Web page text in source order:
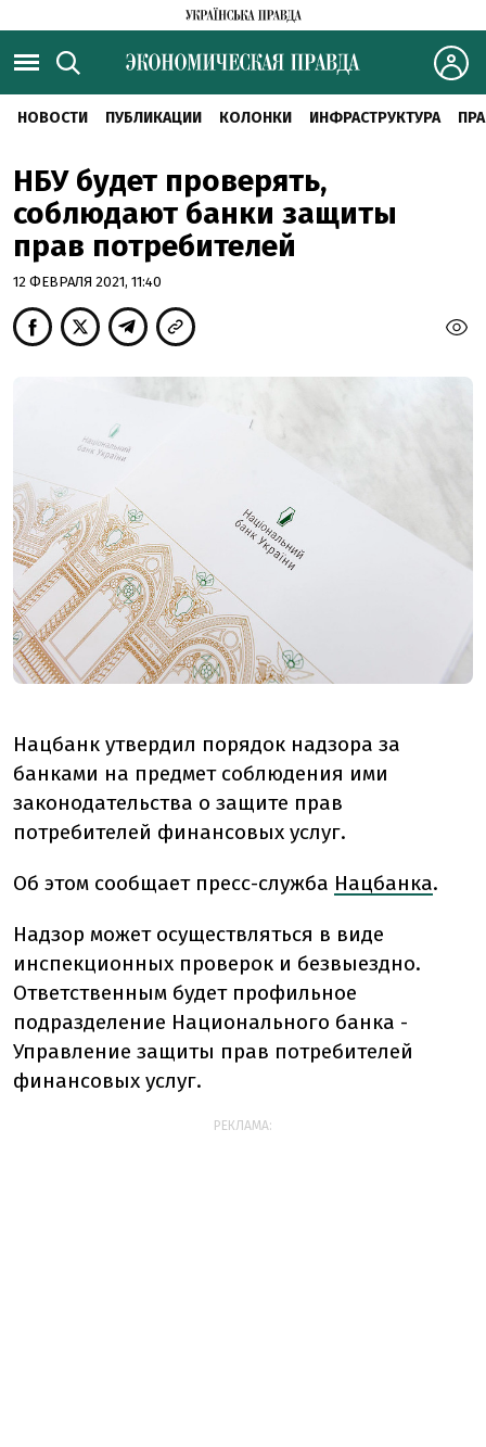
НОВОСТИ ПУБЛИКАЦИИ КОЛОНКИ ИНФРАСТРУКТУРА
НБУ будет проверять,
соблюдают банки защиты
прав потребителей
12 ФЕВРАЛЯ 2021, 11:40
Нацбанк утвердил порядок надзора за
банками на предмет соблюдения ими
законодательства о защите прав
потребителей финансовых услуг.
Об этом сообщает пресс-служба Нацбанка.
Надзор может осуществляться в виде
инспекционных проверок и безвыездно.
Ответственным будет профильное
подразделение Национального банка -
Управление защиты прав потребителей
финансовых услуг.
РЕКЛАМА: